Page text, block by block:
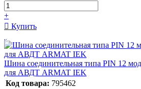
+
Купить
Шина соединительная типа PIN 12
для АВДТ ARMAT IEK
Код товара: 795462